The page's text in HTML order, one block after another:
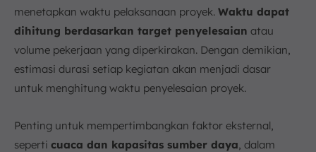
menetapkan waktu pelaksanaan proyek. Waktu dapat
dihitung berdasarkan target penyelesaian atau
volume pekerjaan yang diperkirakan. Dengan demikian,
estimasi durasi setiap kegiatan akan menjadi dasar
untuk menghitung waktu penyelesaian proyek.
Penting untuk mempertimbangkan faktor eksternal,
seperti cuaca dan kapasitas sumber daya , dalam